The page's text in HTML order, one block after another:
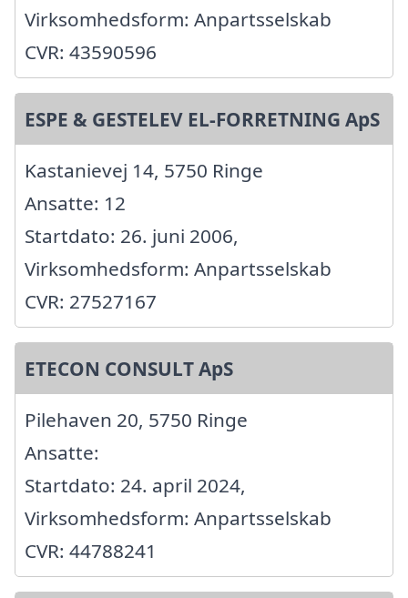
Virksomhedsform: Anpartsselskab
CVR: 43590596
ESPE & GESTELEV EL-FORRETNING ApS
Kastanievej 14, 5750 Ringe
Ansatte: 12
Startdato: 26. juni 2006,
Virksomhedsform: Anpartsselskab
CVR: 27527167
ETECON CONSULT ApS
Pilehaven 20, 5750 Ringe
Ansatte:
Startdato: 24. april 2024,
Virksomhedsform: Anpartsselskab
CVR: 44788241